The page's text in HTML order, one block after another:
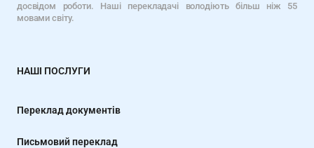
досвідом роботи. Наші перекладачі володіють більш ніж 55
мовами світу.
НАШІ ПОСЛУГИ
Переклад документів
Письмовий переклад